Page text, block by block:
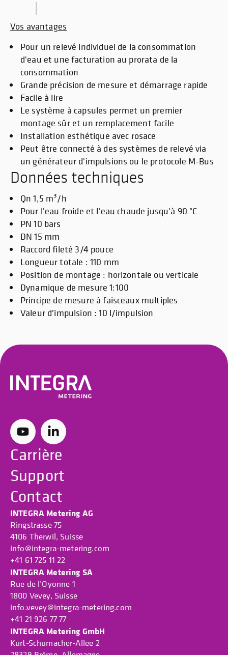
Vos avantages
Pour un relevé individuel de la consommation
d'eau et une facturation au prorata de la
consommation
Grande précision de mesure et démarrage rapide
Facile à lire
Le système à capsules permet un premier
montage sûr et un remplacement facile
Installation esthétique avec rosace
Peut être connecté à des systèmes de relevé via
un générateur d'impulsions ou le protocole M-Bus
Données techniques
Qn 1,5 m³/h
Pour l'eau froide et l'eau chaude jusqu'à 90 °C
PN 10 bars
DN 15 mm
Raccord fileté 3/4 pouce
Longueur totale : 110 mm
Position de montage : horizontale ou verticale
Dynamique de mesure 1:100
Principe de mesure à faisceaux multiples
Valeur d'impulsion : 10 l/impulsion
Carrière
Support
Contact
INTEGRA Metering AG
Ringstrasse 75
4106 Therwil, Suisse
info@integra-metering.com
+41 61 725 11 22
INTEGRA Metering SA
Rue de l’Oyonne 1
1800 Vevey, Suisse
info.vevey@integra-metering.com
+41 21 926 77 77
INTEGRA Metering GmbH
Kurt-Schumacher-Allee 2